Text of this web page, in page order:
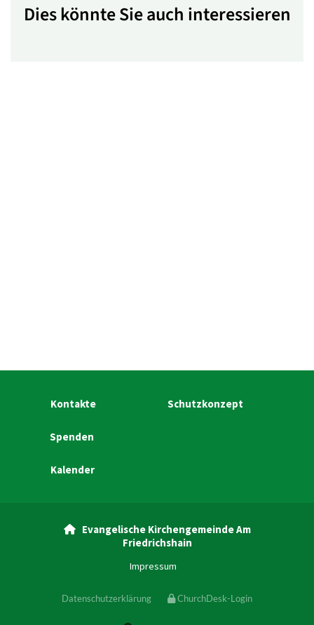
Dies könnte Sie auch interessieren
Kontakte Schutzkonzept
Spenden
Kalender
Evangelische Kirchengemeinde Am
Friedrichshain
Impressum
Datenschutzerklärung ChurchDesk-Login